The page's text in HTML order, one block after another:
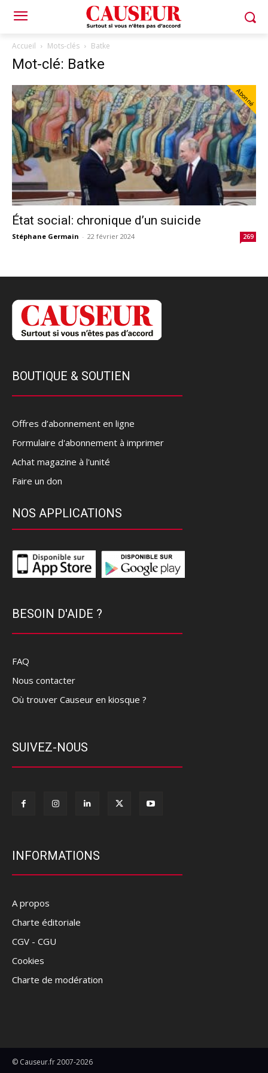
Accueil Mots-clés Batke
Mot-clé: Batke
Abonné
État social: chronique d’un suicide
Stéphane Germain - 22 février 2024 269
BOUTIQUE & SOUTIEN
Offres d’abonnement en ligne
Formulaire d'abonnement à imprimer
Achat magazine à l'unité
Faire un don
NOS APPLICATIONS
BESOIN D'AIDE ?
FAQ
Nous contacter
Où trouver Causeur en kiosque ?
SUIVEZ-NOUS
INFORMATIONS
A propos
Charte éditoriale
CGV - CGU
Cookies
Charte de modération
© Causeur.fr 2007-2026